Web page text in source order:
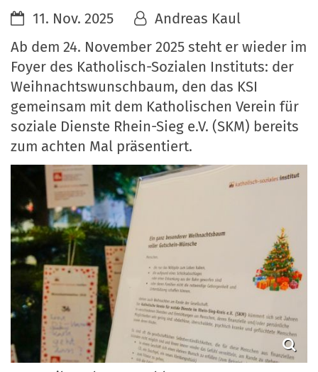
11. Nov. 2025
Andreas Kaul
Ab dem 24. November 2025 steht er wieder im
Foyer des Katholisch-Sozialen Instituts: der
Weihnachtswunschbaum, den das KSI
gemeinsam mit dem Katholischen Verein für
soziale Dienste Rhein-Sieg e.V. (SKM) bereits
zum achten Mal präsentiert.